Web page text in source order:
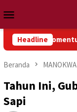
ke
kontenMobile
Headline
Momentum Perkuat
Beranda
Tahun Ini,
Sapi